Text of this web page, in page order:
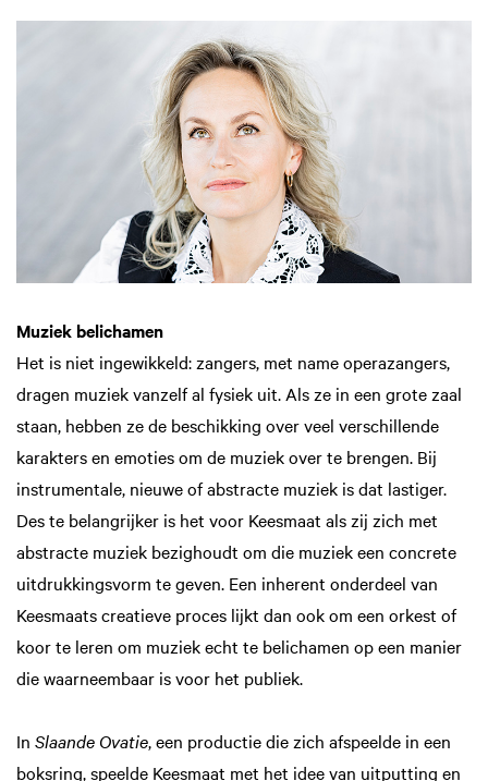
Muziek belichamen
Het is niet ingewikkeld: zangers, met name operazangers,
dragen muziek vanzelf al fysiek uit. Als ze in een grote zaal
staan, hebben ze de beschikking over veel verschillende
karakters en emoties om de muziek over te brengen. Bij
instrumentale, nieuwe of abstracte muziek is dat lastiger.
Des te belangrijker is het voor Keesmaat als zij zich met
abstracte muziek bezighoudt om die muziek een concrete
uitdrukkingsvorm te geven. Een inherent onderdeel van
Keesmaats creatieve proces lijkt dan ook om een orkest of
koor te leren om muziek echt te belichamen op een manier
die waarneembaar is voor het publiek.
In Slaande Ovatie, een productie die zich afspeelde in een
boksring, speelde Keesmaat met het idee van uitputting en